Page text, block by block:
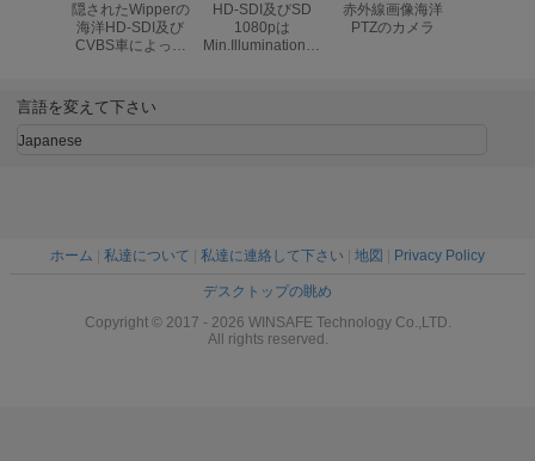
隠されたWipperの
海洋HD-SDI及び
CVBS車によって
HD-SDI及びSD
1080pは
Min.Illuminationの
赤外線画像海洋
PTZのカメラ
言語を変えて下さい
Japanese
ホーム 私達について 私達に連絡して下さい 地図 Privacy Policy
デスクトップの眺め
Copyright © 2017 - 2026 WINSAFE Technology Co.,LTD.
All rights reserved.